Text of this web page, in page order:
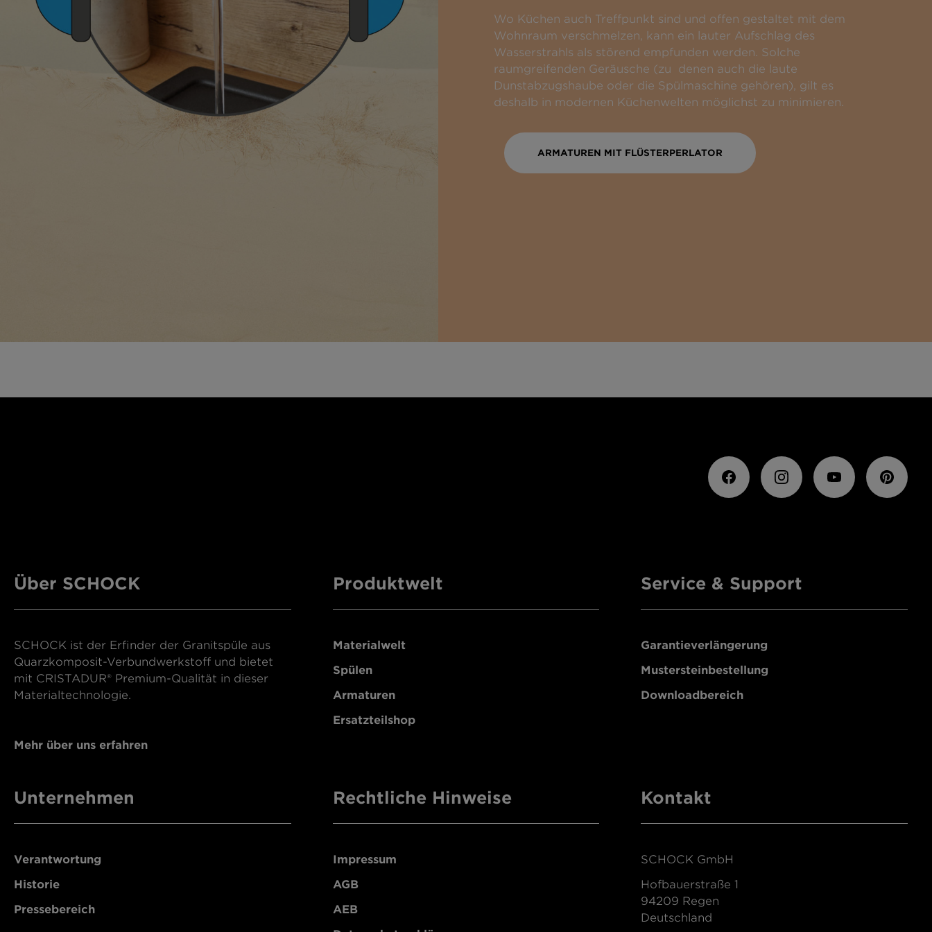
ΕΛΛΆΔΑ
Wo Küchen auch Treffpunkt sind und offen gestaltet mit dem
Wohnraum verschmelzen, kann ein lauter Aufschlag des
Wasserstrahls als störend empfunden werden. Solche
raumgreifenden Geräusche (zu denen auch die laute
Dunstabzugshaube oder die Spülmaschine gehören), gilt es
deshalb in modernen Küchenwelten möglichst zu minimieren.
ARMATUREN MIT FLÜSTERPERLATOR
Über SCHOCK
SCHOCK ist der Erfinder der Granitspüle aus
Quarzkomposit-Verbundwerkstoff und bietet
mit CRISTADUR® Premium-Qualität in dieser
Materialtechnologie.
Mehr über uns erfahren
Produktwelt
Materialwelt
Spülen
Armaturen
Ersatzteilshop
Service & Support
Garantieverlängerung
Mustersteinbestellung
Downloadbereich
Unternehmen
Verantwortung
Historie
Pressebereich
Rechtliche Hinweise
Impressum
AGB
AEB
Kontakt
SCHOCK GmbH
Hofbauerstraße 1
94209 Regen
Deutschland